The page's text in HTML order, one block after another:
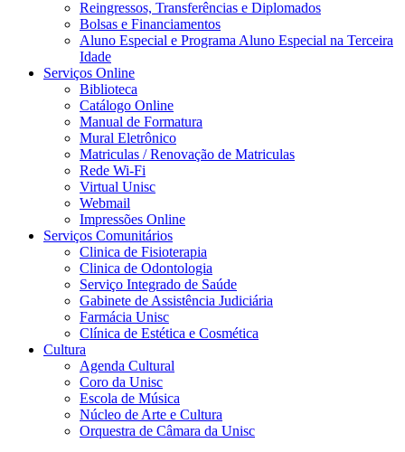
Reingressos, Transferências e Diplomados
Bolsas e Financiamentos
Aluno Especial e Programa Aluno Especial na Terceira
Idade
Serviços Online
Biblioteca
Catálogo Online
Manual de Formatura
Mural Eletrônico
Matriculas / Renovação de Matriculas
Rede Wi-Fi
Virtual Unisc
Webmail
Impressões Online
Serviços Comunitários
Clinica de Fisioterapia
Clinica de Odontologia
Serviço Integrado de Saúde
Gabinete de Assistência Judiciária
Farmácia Unisc
Clínica de Estética e Cosmética
Cultura
Agenda Cultural
Coro da Unisc
Escola de Música
Núcleo de Arte e Cultura
Orquestra de Câmara da Unisc